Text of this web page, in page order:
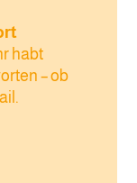
habt
– ob